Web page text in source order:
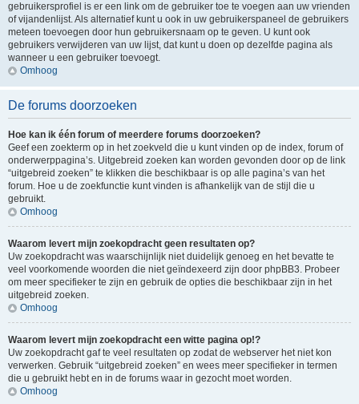
gebruikersprofiel is er een link om de gebruiker toe te voegen aan uw vrienden
of vijandenlijst. Als alternatief kunt u ook in uw gebruikerspaneel de gebruikers
meteen toevoegen door hun gebruikersnaam op te geven. U kunt ook
gebruikers verwijderen van uw lijst, dat kunt u doen op dezelfde pagina als
wanneer u een gebruiker toevoegt.
Omhoog
De forums doorzoeken
Hoe kan ik één forum of meerdere forums doorzoeken?
Geef een zoekterm op in het zoekveld die u kunt vinden op de index, forum of
onderwerppagina’s. Uitgebreid zoeken kan worden gevonden door op de link
“uitgebreid zoeken” te klikken die beschikbaar is op alle pagina’s van het
forum. Hoe u de zoekfunctie kunt vinden is afhankelijk van de stijl die u
gebruikt.
Omhoog
Waarom levert mijn zoekopdracht geen resultaten op?
Uw zoekopdracht was waarschijnlijk niet duidelijk genoeg en het bevatte te
veel voorkomende woorden die niet geïndexeerd zijn door phpBB3. Probeer
om meer specifieker te zijn en gebruik de opties die beschikbaar zijn in het
uitgebreid zoeken.
Omhoog
Waarom levert mijn zoekopdracht een witte pagina op!?
Uw zoekopdracht gaf te veel resultaten op zodat de webserver het niet kon
verwerken. Gebruik “uitgebreid zoeken” en wees meer specifieker in termen
die u gebruikt hebt en in de forums waar in gezocht moet worden.
Omhoog